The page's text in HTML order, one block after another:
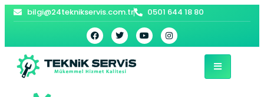
bilgi@24teknikservis.com.tr 0501 644 18 80